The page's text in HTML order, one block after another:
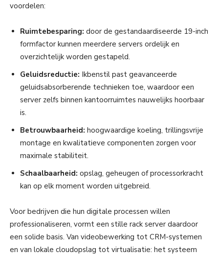
voordelen:
Ruimtebesparing: door de gestandaardiseerde 19-inch
formfactor kunnen meerdere servers ordelijk en
overzichtelijk worden gestapeld.
Geluidsreductie: Ikbenstil past geavanceerde
geluidsabsorberende technieken toe, waardoor een
server zelfs binnen kantoorruimtes nauwelijks hoorbaar
is.
Betrouwbaarheid: hoogwaardige koeling, trillingsvrije
montage en kwalitatieve componenten zorgen voor
maximale stabiliteit.
Schaalbaarheid: opslag, geheugen of processorkracht
kan op elk moment worden uitgebreid.
Voor bedrijven die hun digitale processen willen
professionaliseren, vormt een stille rack server daardoor
een solide basis. Van videobewerking tot CRM-systemen
en van lokale cloudopslag tot virtualisatie: het systeem